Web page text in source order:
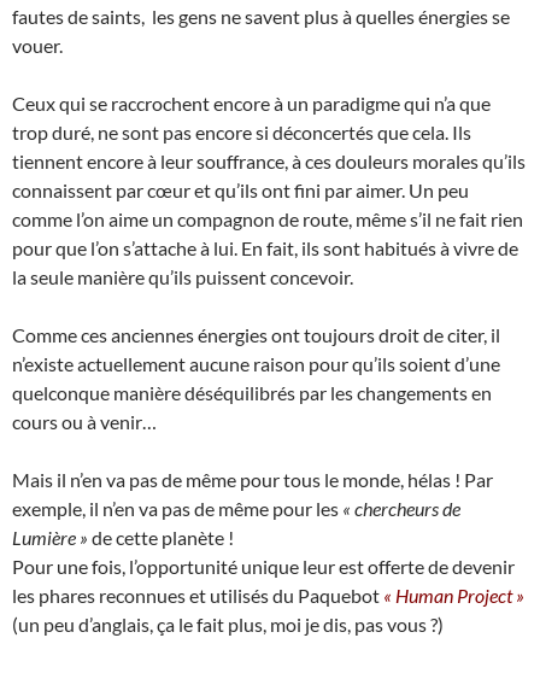
fautes de saints, les gens ne savent plus à quelles énergies se
vouer.
Ceux qui se raccrochent encore à un paradigme qui n’a que
trop duré, ne sont pas encore si déconcertés que cela. Ils
tiennent encore à leur souffrance, à ces douleurs morales qu’ils
connaissent par cœur et qu’ils ont fini par aimer. Un peu
comme l’on aime un compagnon de route, même s’il ne fait rien
pour que l’on s’attache à lui. En fait, ils sont habitués à vivre de
la seule manière qu’ils puissent concevoir.
Comme ces anciennes énergies ont toujours droit de citer, il
n’existe actuellement aucune raison pour qu’ils soient d’une
quelconque manière déséquilibrés par les changements en
cours ou à venir…
Mais il n’en va pas de même pour tous le monde, hélas ! Par
exemple, il n’en va pas de même pour les « chercheurs de
Lumière » de cette planète !
Pour une fois, l’opportunité unique leur est offerte de devenir
les phares reconnues et utilisés du Paquebot « Human Project »
(un peu d’anglais, ça le fait plus, moi je dis, pas vous ?)